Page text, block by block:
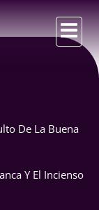
De La Buena
Y El Incienso